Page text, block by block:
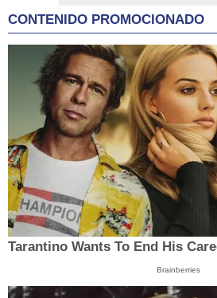
CONTENIDO PROMOCIONADO
Tarantino Wants To End His
Brainberries